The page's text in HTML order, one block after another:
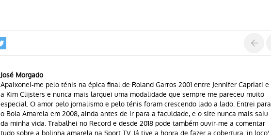
José Morgado
Apaixonei-me pelo ténis na épica final de Roland Garros 2001 entre Jennifer Capriati e
a Kim Clijsters e nunca mais larguei uma modalidade que sempre me pareceu muito
especial. O amor pelo jornalismo e pelo ténis foram crescendo lado a lado. Entrei para
o Bola Amarela em 2008, ainda antes de ir para a faculdade, e o site nunca mais saiu
da minha vida. Trabalhei no Record e desde 2018 pode também ouvir-me a comentar
tudo sobre a bolinha amarela na Sport TV. Já tive a honra de fazer a cobertura 'in loco'